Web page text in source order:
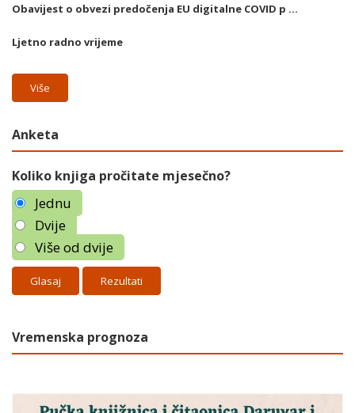
Obavijest o obvezi predočenja EU digitalne COVID p ...
Ljetno radno vrijeme
Više
Anketa
Koliko knjiga pročitate mjesečno?
Jednu
Dvije
Više od dvije
Rezultati
Vremenska prognoza